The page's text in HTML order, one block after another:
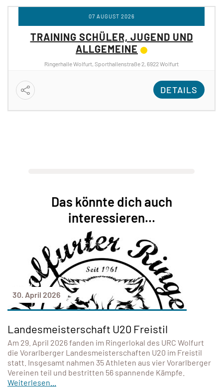
07 AUGUST 2026
TRAINING SCHÜLER, JUGEND UND
ALLGEMEINE
Ringerhalle Wolfurt, Sporthallenstraße 2, 6922 Wolfurt
DETAILS
Das könnte dich auch
interessieren...
30. April 2026
Landesmeisterschaft U20 Freistil
Am 29. April 2026 fanden im Ringerlokal des URC Wolfurt
die Vorarlberger Landesmeisterschaften U20 im Freistil
statt. Insgesamt nahmen 35 Athleten aus vier Vorarlberger
Vereinen teil und bestritten 56 spannende Kämpfe.
Weiterlesen...